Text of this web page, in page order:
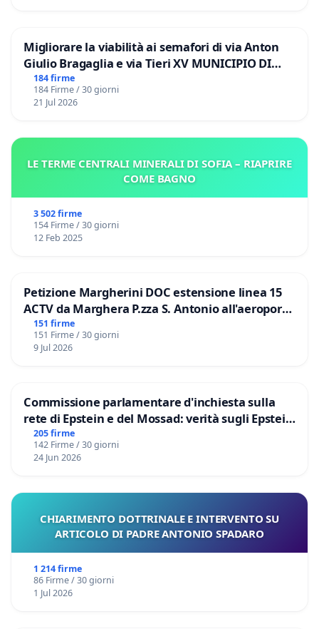
Migliorare la viabilità ai semafori di via Anton
Giulio Bragaglia e via Tieri XV MUNICIPIO DI
ROMA
184 firme
184 Firme / 30 giorni
21 Jul 2026
LE TERME CENTRALI MINERALI DI SOFIA – RIAPRIRE
COME BAGNO
3 502 firme
154 Firme / 30 giorni
12 Feb 2025
Petizione Margherini DOC estensione linea 15
ACTV da Marghera P.zza S. Antonio all'aeroporto
Marco Polo tariffa a € 1,50
151 firme
151 Firme / 30 giorni
9 Jul 2026
Commissione parlamentare d'inchiesta sulla
rete di Epstein e del Mossad: verità sugli Epstein
Files
205 firme
142 Firme / 30 giorni
24 Jun 2026
CHIARIMENTO DOTTRINALE E INTERVENTO SU
ARTICOLO DI PADRE ANTONIO SPADARO
1 214 firme
86 Firme / 30 giorni
1 Jul 2026